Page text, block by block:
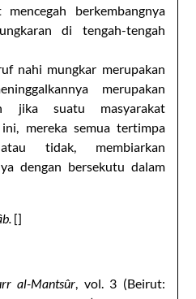
berkembangnya
di tengah-tengah
nahi mungkar merupakan
merupakan
jika suatu masyarakat
mereka semua tertimpa
tidak, membiarkan
dengan bersekutu dalam
[]
al-Mantsûr, vol. 3 (Beirut: